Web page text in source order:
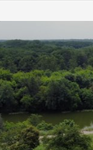
інших, сприяли
стосуються
накопичилось […]